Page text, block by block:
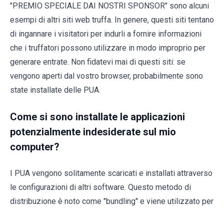
"PREMIO SPECIALE DAI NOSTRI SPONSOR" sono alcuni
esempi di altri siti web truffa. In genere, questi siti tentano
di ingannare i visitatori per indurli a fornire informazioni
che i truffatori possono utilizzare in modo improprio per
generare entrate. Non fidatevi mai di questi siti: se
vengono aperti dal vostro browser, probabilmente sono
state installate delle PUA.
Come si sono installate le applicazioni
potenzialmente indesiderate sul mio
computer?
I PUA vengono solitamente scaricati e installati attraverso
le configurazioni di altri software. Questo metodo di
distribuzione è noto come "bundling" e viene utilizzato per